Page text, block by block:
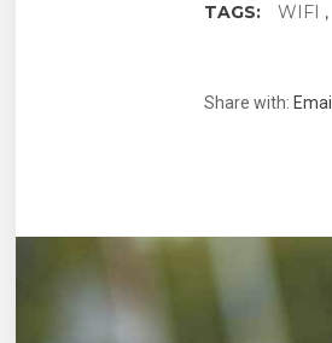
TAGS: WIFI
Share with: Email